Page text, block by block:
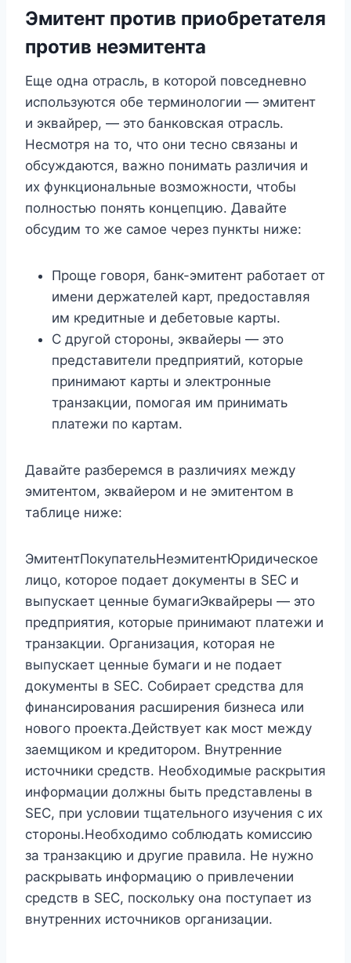
Эмитент против приобретателя
против неэмитента
Еще одна отрасль, в которой повседневно
используются обе терминологии — эмитент
и эквайрер, — это банковская отрасль.
Несмотря на то, что они тесно связаны и
обсуждаются, важно понимать различия и
их функциональные возможности, чтобы
полностью понять концепцию. Давайте
обсудим то же самое через пункты ниже:
Проще говоря, банк-эмитент работает от
имени держателей карт, предоставляя
им кредитные и дебетовые карты.
С другой стороны, эквайеры — это
представители предприятий, которые
принимают карты и электронные
транзакции, помогая им принимать
платежи по картам.
Давайте разберемся в различиях между
эмитентом, эквайером и не эмитентом в
таблице ниже:
ЭмитентПокупательНеэмитентЮридическое
лицо, которое подает документы в SEC и
выпускает ценные бумагиЭквайреры — это
предприятия, которые принимают платежи и
транзакции. Организация, которая не
выпускает ценные бумаги и не подает
документы в SEC. Собирает средства для
финансирования расширения бизнеса или
нового проекта.Действует как мост между
заемщиком и кредитором. Внутренние
источники средств. Необходимые раскрытия
информации должны быть представлены в
SEC, при условии тщательного изучения с их
стороны.Необходимо соблюдать комиссию
за транзакцию и другие правила. Не нужно
раскрывать информацию о привлечении
средств в SEC, поскольку она поступает из
внутренних источников организации.